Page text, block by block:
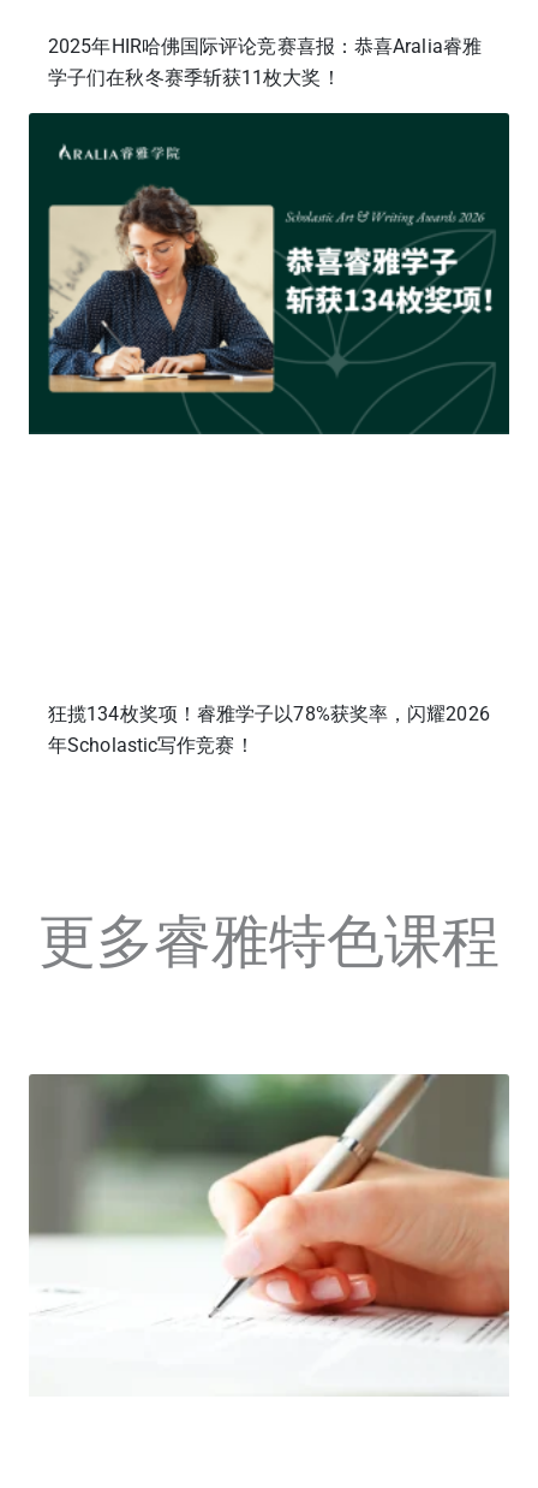
2025年HIR哈佛国际评论竞赛喜报：恭喜Aralia睿雅
学子们在秋冬赛季斩获11枚大奖！
狂揽134枚奖项！睿雅学子以78%获奖率，闪耀2026
年Scholastic写作竞赛！
更多睿雅特色课程